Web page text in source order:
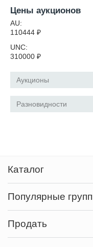
Цены аукционов
AU:
110444 ₽
UNC:
310000 ₽
Аукционы
Разновидности
Каталог
Популярные
Продать